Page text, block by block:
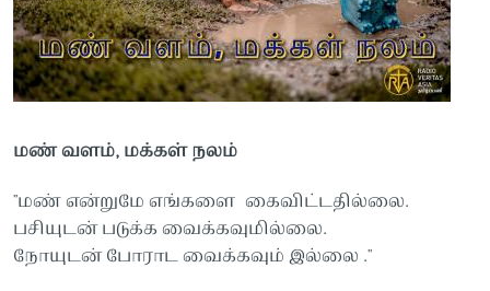
மண் வளம், மக்கள் நலம்
"மண் என்றுமே எங்களை கைவிட்டதில்லை.
பசியுடன் படுக்க வைக்கவுமில்லை.
நோயுடன் போராட வைக்கவும் இல்லை ."